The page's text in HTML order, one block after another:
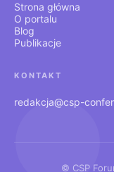
Strona główna
O portalu
Blog
Publikacje
KONTAKT
redakcja@csp-
© CSP